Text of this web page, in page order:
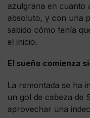
azulgrana en cuanto
absoluto, y con una
sabido cómo tenía
el inicio.
El sueño comienza
La remontada se ha
un gol de cabeza de
aprovechar una